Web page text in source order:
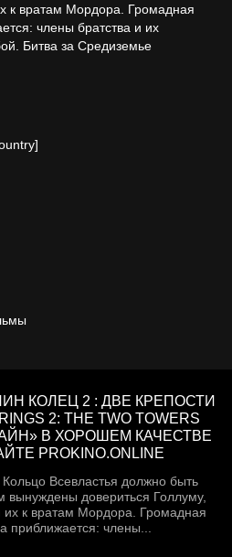
к вратам Мордора. Громадная
члены братства и их
Битва за Средиземье
КОЛЕЦ 2 : ДВЕ КРЕПОСТИ
2: THE TWO TOWERS
В ХОРОШЕМ КАЧЕСТВЕ
PROKINO.ONLINE
Всевластья должно быть
довериться Голлуму,
их к вратам Мордора. Громадная
приближается: члены...